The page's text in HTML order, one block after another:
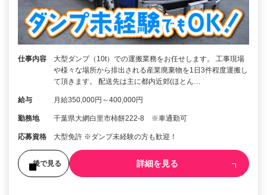
仕事内容
大型ダンプ（10t）での運搬業務をお任せします。 工事現場
や様々な場所から排出される産業廃棄物を1日3件程度運搬し
て頂きます。 配送先は主に都内近郊(ほとん…
給与 月給350,000円～400,000円
勤務地 千葉県大網白里市柿餅222-8 ※車通勤可
応募資格 大型免許 ※ダンプ未経験の方も歓迎！
後で見る 詳細を見る